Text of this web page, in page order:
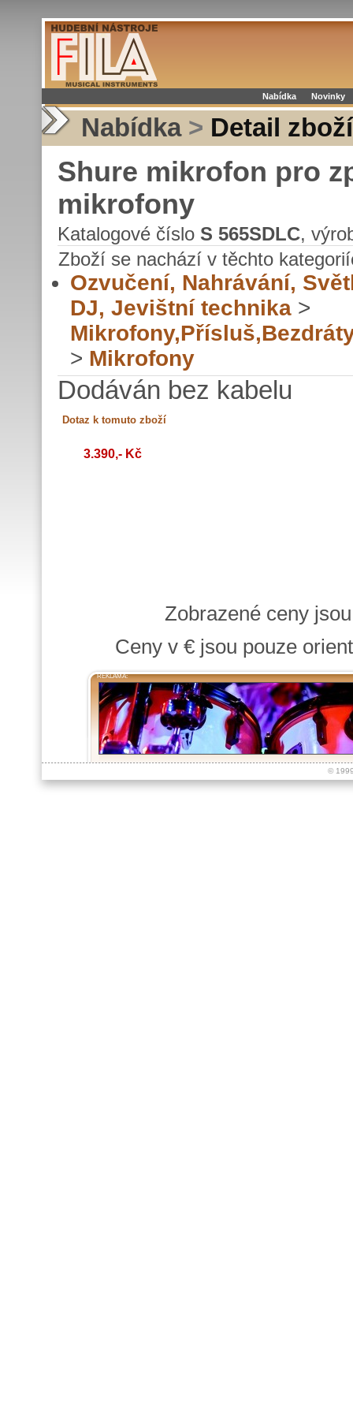
Nabídka Novinky
Nabídka > Detail zboží
Shure mikrofon pro
mikrofony
Katalogové číslo S 565SDLC,
Zboží se nachází v těchto
Ozvučení, Nahrávání,
DJ, Jevištní technika >
> Mikrofony
Dodáván bez kabelu
3.390,- Kč
Zobrazené ceny
Ceny v € jsou pouze
REKLAMA:
©